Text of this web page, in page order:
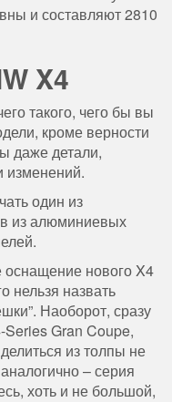
и составляют 2810
X4
такого, чего бы вы
кроме верности
даже детали,
изменений.
один из
из алюминиевых
оснащение нового X4
нельзя назвать
Наоборот, сразу
Series Gran Coupe,
из толпы не
– серия
хоть и не большой,